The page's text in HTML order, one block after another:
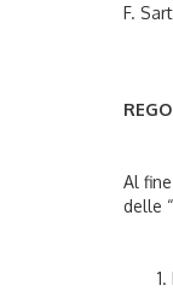
F.
Al
delle